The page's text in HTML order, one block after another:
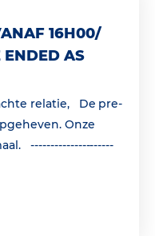
16H00/
ENDED AS
relatie, De pre-
Onze
---------------------